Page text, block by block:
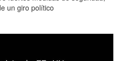
un giro político